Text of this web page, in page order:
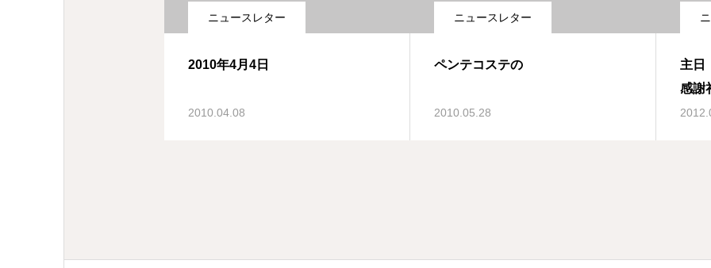
ニュースレター
2010年4月4日
2010.04.08
ニュースレター
ペンテコステの
2010.05.28
主日
感謝